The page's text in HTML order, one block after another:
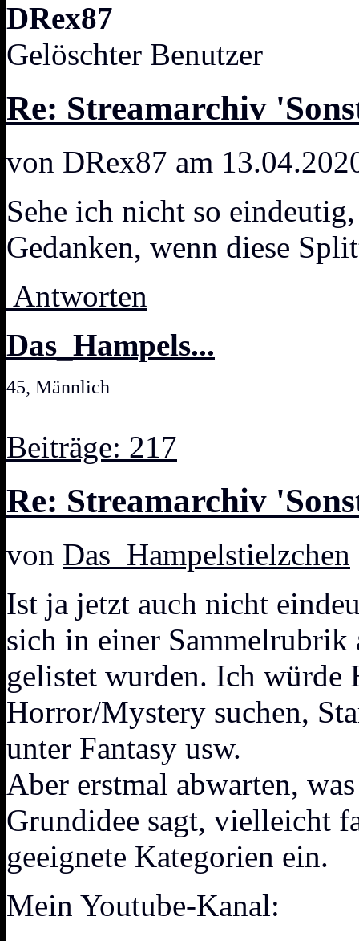
DRex87
Gelöschter Benutzer
Re: Streamarchiv
von DRex87 am
Sehe ich nicht so
Gedanken, wenn diese
Antworten
Das_Hampels...
45, Männlich
Beiträge: 217
Re: Streamarchiv
von Das_Hampelstielzchen
Ist ja jetzt auch nicht
sich in einer
gelistet wurden. Ich würde
Horror/Mystery suchen,
unter Fantasy usw.
Aber erstmal abwarten,
Grundidee sagt, vielleicht
geeignete Kategorien ein.
Mein Youtube-Kanal: